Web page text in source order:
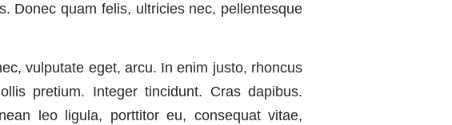
Donec quam felis, ultricies nec, pellentesque
vulputate eget, arcu. In enim justo, rhoncus
pretium. Integer tincidunt. Cras dapibus.
leo ligula, porttitor eu, consequat vitae,